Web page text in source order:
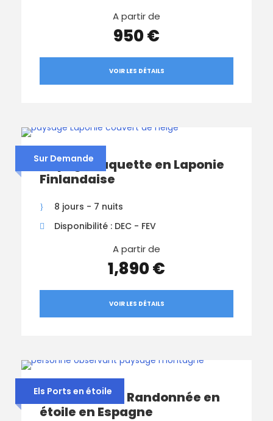
A partir de
950 €
VOIR LES DÉTAILS
Sur Demande
Voyage Raquette en Laponie
Finlandaise
8 jours - 7 nuits
Disponibilité : DEC - FEV
A partir de
1,890 €
VOIR LES DÉTAILS
Els Ports en étoile
ALTA TERRA – Randonnée en
étoile en Espagne